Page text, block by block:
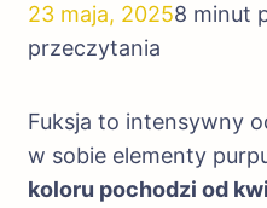
23 maja, 20258 minut
przeczytania
Fuksja to intensywny
w sobie elementy
koloru pochodzi od